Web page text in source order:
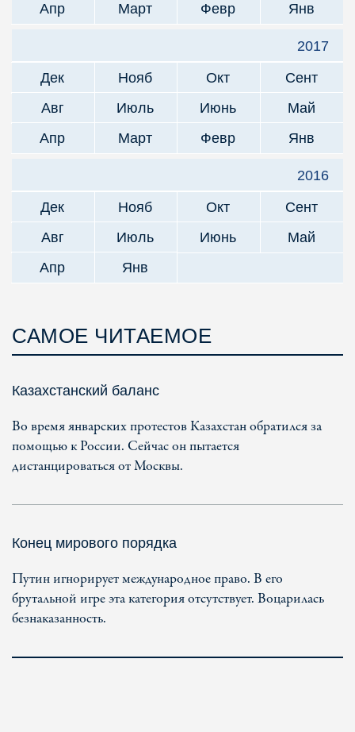
Апр
Март Февр Янв
2017
Дек
Нояб Окт
Сент
Авг
Июль Июнь
Май
Апр
Март Февр Янв
2016
Дек
Нояб Окт
Сент
Авг
Июль Июнь
Май
Апр
Янв
САМОЕ ЧИТАЕМОЕ
Казахстанский баланс
Во время январских протестов Казахстан обратился за
помощью к России. Сейчас он пытается
дистанцироваться от Москвы.
Конец мирового порядка
Путин игнорирует международное право. В его
брутальной игре эта категория отсутствует. Воцарилась
безнаказанность.